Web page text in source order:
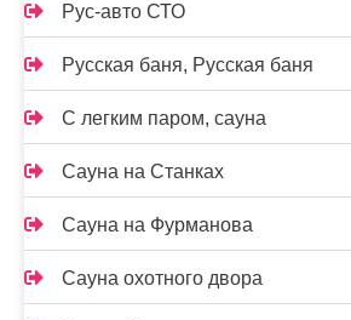
Рус-авто СТО
Русская баня, Русская баня
С легким паром, сауна
Сауна на Станках
Сауна на Фурманова
Сауна охотного двора